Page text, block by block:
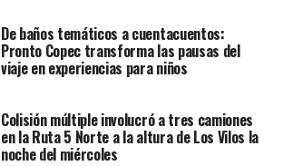
De baños temáticos a cuentacuentos:
Pronto Copec transforma las pausas del
viaje en experiencias para niños
Colisión múltiple involucró a tres camiones
en la Ruta 5 Norte a la altura de Los Vilos la
noche del miércoles